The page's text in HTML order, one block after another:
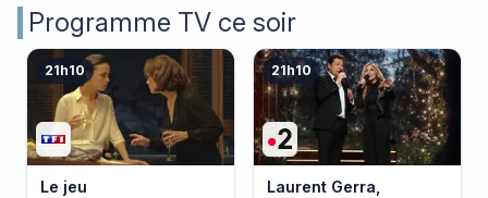
Programme TV ce soir
21h10
Le jeu
21h10
Laurent Gerra,